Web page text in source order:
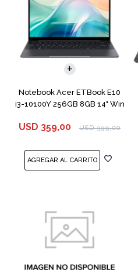
Notebook Acer ETBook E10
i3-10100Y 256GB 8GB 14" Win
USD 359,00 USD 399,00
COMPARAR